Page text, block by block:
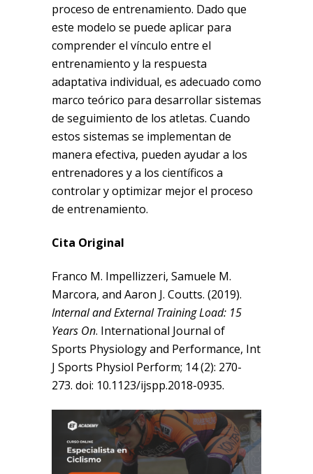
proceso de entrenamiento. Dado que
este modelo se puede aplicar para
comprender el vínculo entre el
entrenamiento y la respuesta
adaptativa individual, es adecuado como
marco teórico para desarrollar sistemas
de seguimiento de los atletas. Cuando
estos sistemas se implementan de
manera efectiva, pueden ayudar a los
entrenadores y a los científicos a
controlar y optimizar mejor el proceso
de entrenamiento.
Cita Original
Franco M. Impellizzeri, Samuele M.
Marcora, and Aaron J. Coutts. (2019).
Internal and External Training Load: 15
Years On. International Journal of
Sports Physiology and Performance, Int
J Sports Physiol Perform; 14 (2): 270-
273. doi: 10.1123/ijspp.2018-0935.